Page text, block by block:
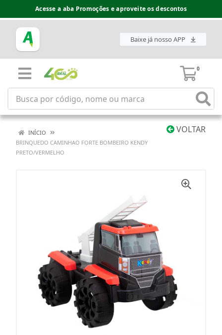
Acesse a aba Promoções e aproveite os descontos
Baixe já nosso APP
0
VOLTAR
INÍCIO
BRINQUEDO CAMINHAO FORTE BOMBEIRO KENDY
PRETO/VERMELHO